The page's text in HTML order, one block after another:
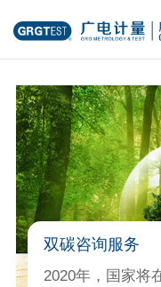
双碳咨询服务
2020年，国家将